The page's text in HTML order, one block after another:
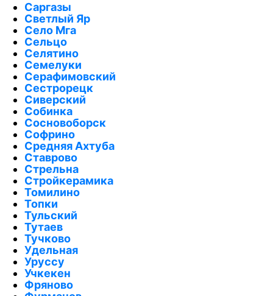
Саргазы
Светлый Яр
Село Мга
Сельцо
Селятино
Семелуки
Серафимовский
Сестрорецк
Сиверский
Собинка
Сосновоборск
Софрино
Средняя Ахтуба
Ставрово
Стрельна
Стройкерамика
Томилино
Топки
Тульский
Тутаев
Тучково
Удельная
Уруссу
Учкекен
Фряново